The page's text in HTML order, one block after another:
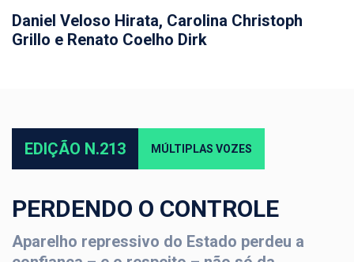
Daniel Veloso Hirata, Carolina Christoph
Grillo e Renato Coelho Dirk
EDIÇÃO N.213 MÚLTIPLAS VOZES
PERDENDO O CONTROLE
Aparelho repressivo do Estado perdeu a